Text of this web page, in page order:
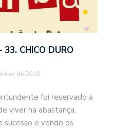
CHICO DURO
de 2018
foi reservado a
viver na abastança,
sucesso e vendo os